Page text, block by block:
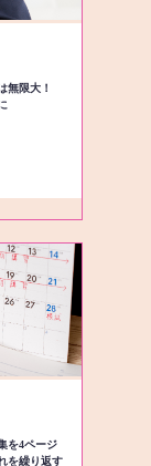
無限大！
を4ページ
を繰り返す